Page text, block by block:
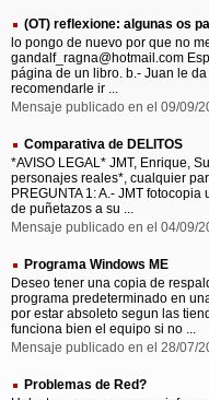
(OT) reflexione: algunas os
lo pongo de nuevo por que no
gandalf_ragna@hotmail.com
página de un libro. b.- Juan le
recomendarle ir ...
Mensaje publicado en el 09/09/
Comparativa de DELITOS
*AVISO LEGAL* JMT, Enrique,
personajes reales*, cualquier
PREGUNTA 1: A.- JMT
de puñetazos a su ...
Mensaje publicado en el 04/09/
Programa Windows ME
Deseo tener una copia de
programa predeterminado en
por estar absoleto segun las
funciona bien el equipo si no ...
Mensaje publicado en el 28/07/
Problemas de Red?